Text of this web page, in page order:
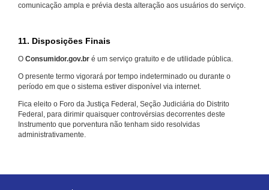
comunicação ampla e prévia desta alteração aos usuários do serviço.
11. Disposições Finais
O Consumidor.gov.br é um serviço gratuito e de utilidade pública.
O presente termo vigorará por tempo indeterminado ou durante o
período em que o sistema estiver disponível via internet.
Fica eleito o Foro da Justiça Federal, Seção Judiciária do Distrito
Federal, para dirimir quaisquer controvérsias decorrentes deste
Instrumento que porventura não tenham sido resolvidas
administrativamente.